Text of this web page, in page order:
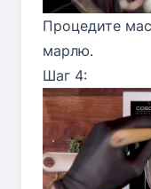
Процедите
марлю.
Шаг 4: